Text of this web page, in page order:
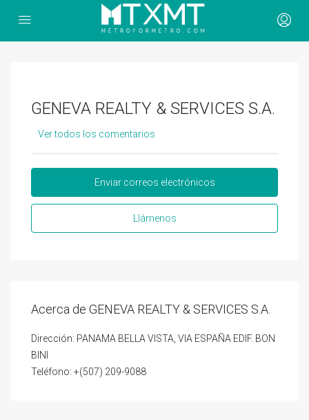
GENEVA REALTY & SERVICES S.A.
Ver todos los comentarios
Enviar correos electrónicos
Llámenos
Acerca de GENEVA REALTY & SERVICES S.A.
Dirección: PANAMA BELLA VISTA, VIA ESPAÑA EDIF. BON
BINI
Teléfono: +(507) 209-9088